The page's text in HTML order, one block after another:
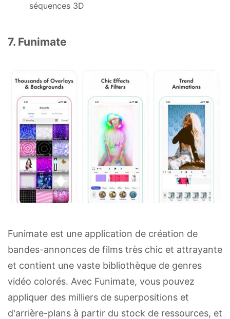
séquences 3D
7. Funimate
Funimate est une application de création de
bandes-annonces de films très chic et attrayante
et contient une vaste bibliothèque de genres
vidéo colorés. Avec Funimate, vous pouvez
appliquer des milliers de superpositions et
d'arrière-plans à partir du stock de ressources, et